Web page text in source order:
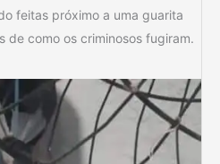
feitas próximo a uma guarita
de como os criminosos fugiram.